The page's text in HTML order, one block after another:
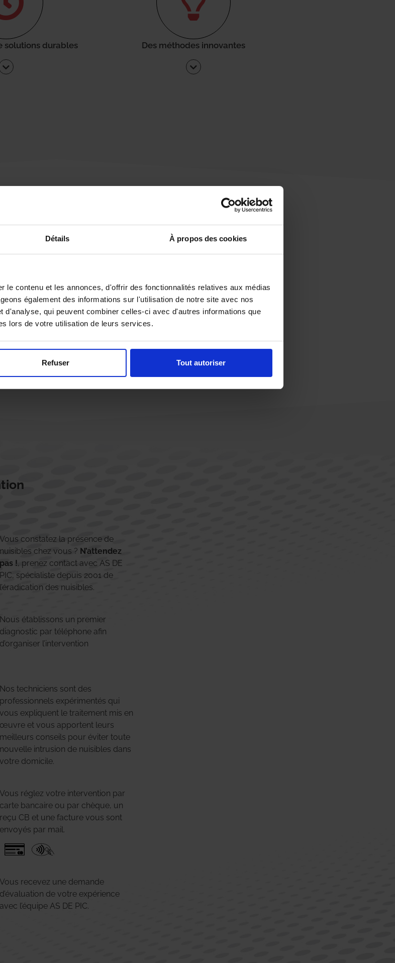
Détails À propos des cookies
le contenu et les annonces, d'offrir des fonctionnalités relatives aux médias
également des informations sur l'utilisation de notre site avec nos
d'analyse, qui peuvent combiner celles-ci avec d'autres informations que
lors de votre utilisation de leurs services.
Refuser Tout autoriser
solutions durables Des méthodes innovantes
Une urgence ?
Vous souhaitez être
Vous constatez la présence de
nuisibles chez vous ? N’attendez
pas !, prenez contact avec AS DE
PIC, spécialiste depuis 2001 de
l’éradication des nuisibles.
Nous établissons un premier
diagnostic par téléphone afin
d’organiser l’intervention
Nos techniciens sont des
professionnels expérimentés qui
vous expliquent le traitement mis en
œuvre et vous apportent leurs
meilleurs conseils pour éviter toute
nouvelle intrusion de nuisibles dans
votre domicile.
Vous réglez votre intervention par
carte bancaire ou par chèque, un
reçu CB et une facture vous sont
envoyés par mail.
Vous recevez une demande
d’évaluation de votre expérience
avec l’équipe AS DE PIC.